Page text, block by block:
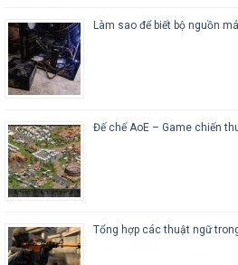
Làm sao để biết bộ nguồn
Đế chế AoE – Game chiến
Tổng hợp các thuật ngữ